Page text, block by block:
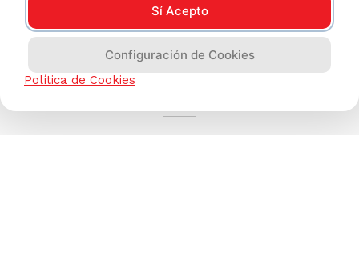
Sí Acepto
Configuración de Cookies
Política de Cookies